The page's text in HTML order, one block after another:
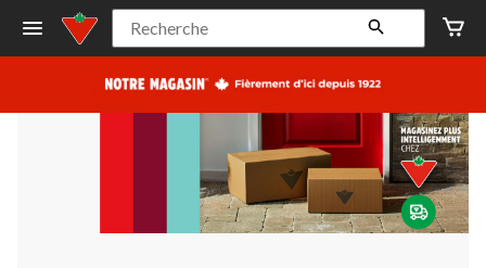
préféré
Leduc,
AB,
courament
Fermeture
à
22:00
cliquer
pour
changer
Recherche